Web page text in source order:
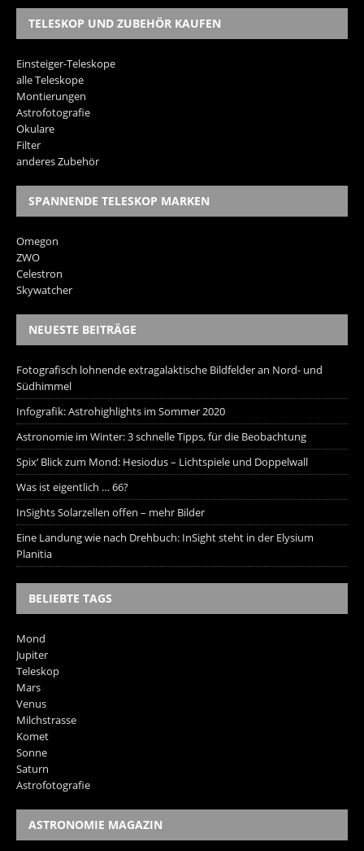
TELESKOP UND ZUBEHÖR KAUFEN
Einsteiger-Teleskope
alle Teleskope
Montierungen
Astrofotografie
Okulare
Filter
anderes Zubehör
SPANNENDE TELESKOP MARKEN
Omegon
ZWO
Celestron
Skywatcher
NEUESTE BEITRÄGE
Fotografisch lohnende extragalaktische Bildfelder an Nord- und
Südhimmel
Infografik: Astrohighlights im Sommer 2020
Astronomie im Winter: 3 schnelle Tipps, für die Beobachtung
Spix‘ Blick zum Mond: Hesiodus – Lichtspiele und Doppelwall
Was ist eigentlich … 66?
InSights Solarzellen offen – mehr Bilder
Eine Landung wie nach Drehbuch: InSight steht in der Elysium
Planitia
BELIEBTE TAGS
Mond
Jupiter
Teleskop
Mars
Venus
Milchstrasse
Komet
Sonne
Saturn
Astrofotografie
ASTRONOMIE MAGAZIN